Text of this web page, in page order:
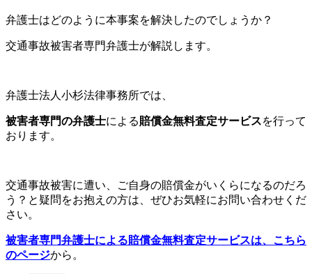
弁護士はどのように本事案を解決したのでしょうか？
交通事故被害者専門弁護士が解説します。
弁護士法人小杉法律事務所では、
被害者専門の弁護士による賠償金無料査定サービスを行って
おります。
交通事故被害に遭い、ご自身の賠償金がいくらになるのだろ
う？と疑問をお抱えの方は、ぜひお気軽にお問い合わせくだ
さい。
被害者専門弁護士による賠償金無料査定サービスは、 こちら
のページから。